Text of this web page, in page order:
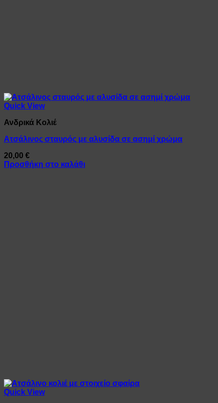
Quick View
Ανδρικά Κολιέ
Ατσάλινος σταυρός με αλυσίδα σε ασημί χρώμα
20,00 €
Προσθήκη στο καλάθι
Quick View